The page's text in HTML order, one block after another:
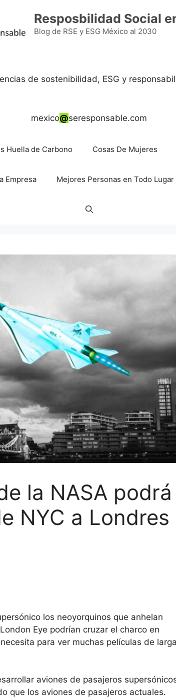
Resposbilidad Social
Blog de RSE y ESG México al 2030
de sostenibilidad, ESG y
mexico@seresponsable.com
Huella de Carbono Cosas De Mujeres
Empresa Mejores Personas en Todo Lugar
la NASA podrá
NYC a Londres
los neoyorquinos que anhelan
Eye podrían cruzar el charco en
para ver muchas películas de larga
aviones de pasajeros
que los aviones de pasajeros actuales.